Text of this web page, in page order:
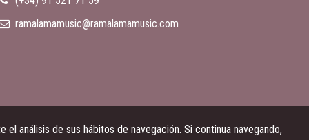
ramalamamusic@ramalamamusic.com
análisis de sus hábitos de navegación. Si continua navegando,